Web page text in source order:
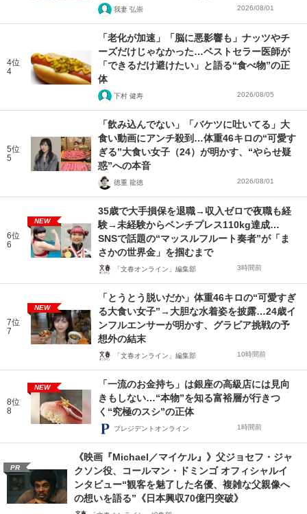
我妻 弘崇 2026/08/01
4位
4
「老化が加速」「脳に悪影響も」ナッツやチ
ーズだけじゃなかった…ベストセラー医師が
「できるだけ避けたい」と語る“食べ物”の正
体
下村 健寿 2026/08/05
5位
5
「飲み込んでない」「バケツに吐いてる」大
食い動画にアンチ殺到…体重46キロの“可愛す
ぎる”大食い女子（24）が明かす、“やらせ疑
惑”への本音
徳重 龍徳 2026/08/01
6位
6
NEW
35歳で大手損保を退職→収入ゼロで夜職も経
験→未経験からベンチプレス110kg達成…
SNSで話題の“マッスルフルート奏者”が「ま
さかの世界金」を掴むまで
「文春オンライン」編集部 3時間前
7位
7
NEW
「とうとう脱いだか」体重46キロの“可愛すぎ
る大食い女子”→大胆な水着姿を披露…24歳イ
ンフルエンサーが明かす、グラビア挑戦の予
想外の結末
「文春オンライン」編集部 10時間前
8位
8
NEW
「一流のお金持ち」は銀座の高級店には見向
きもしない…“本物”を知る富裕層が行きつ
く“究極のスシ”の正体
プレジデントオンライン 1時間前
PR
《映画『Michael／マイケル』》父ジョセフ・ジャ
クソン役、コールマン・ドミンゴ オフィシャルイ
ンタビュー“観客を魅了した名優、複雑な父親像へ
の想いを語る”《日本興収70億円突破》